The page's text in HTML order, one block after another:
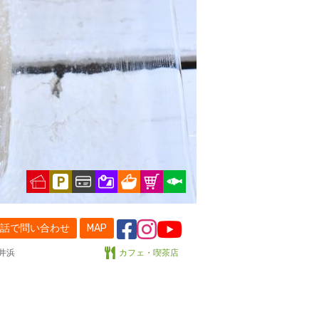
で問い合わせ MAP
浜 カフェ・喫茶店